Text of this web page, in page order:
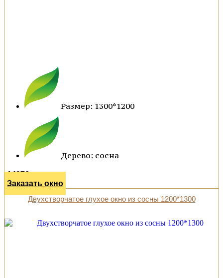
Размер: 1300*1200
Дерево: сосна
14976 р.
Заказать окно
Двухстворчатое глухое окно из сосны 1200*1300